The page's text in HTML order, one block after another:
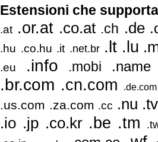
Estensioni che
.at .or.at .co.at .ch .de
.hu .co.hu .it .net.br .lt .lu
.eu .info .mobi .name
.br.com .cn.com .de.com
.us.com .za.com .cc .nu .tv
.io .jp .co.kr .be .tm